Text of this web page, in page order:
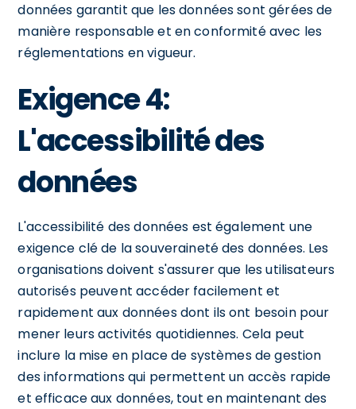
données garantit que les données sont gérées de
manière responsable et en conformité avec les
réglementations en vigueur.
Exigence 4:
L'accessibilité des
données
L'accessibilité des données est également une
exigence clé de la souveraineté des données. Les
organisations doivent s'assurer que les utilisateurs
autorisés peuvent accéder facilement et
rapidement aux données dont ils ont besoin pour
mener leurs activités quotidiennes. Cela peut
inclure la mise en place de systèmes de gestion
des informations qui permettent un accès rapide
et efficace aux données, tout en maintenant des